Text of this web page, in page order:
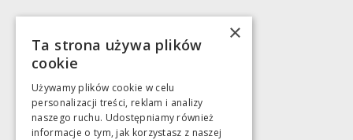
783 043 083
Magazyn
×
Ta strona używa plików
cookie
Używamy plików cookie w celu
personalizacji treści, reklam i analizy
naszego ruchu. Udostępniamy również
informacje o tym, jak korzystasz z naszej